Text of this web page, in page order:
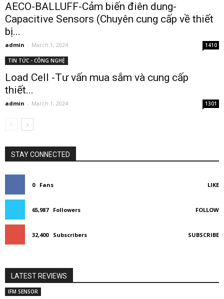
AECO-BALLUFF-Cảm biến điên dung-
Capacitive Sensors (Chuyên cung cấp về thiết
bị...
admin - March 1, 2024 1410
TIN TỨC - CÔNG NGHỆ
Load Cell -Tư vấn mua sắm và cung cấp
thiết...
admin - March 1, 2024 1301
STAY CONNECTED
0 Fans LIKE
65,987 Followers FOLLOW
32,400 Subscribers SUBSCRIBE
LATEST REVIEWS
IFM SENSOR